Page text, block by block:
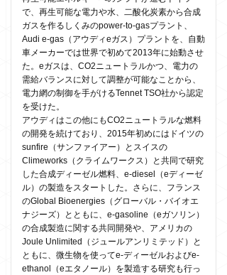
で、再生可能な電力や水、二酸化炭素から合成
ガスを作るしくみのpower-to-gasプラント、
Audi e-gas（アウディeガス）プラントを、自動
車メーカーでは世界で初めて2013年に始動させ
た。eガスは、CO2ニュートラルかつ、電力の
需給バランスに対して調整が可能なことから、
電力網の制御を手がけるTennet TSO社から認定
を受けた。
アウディはこの他にもCO2ニュートラルな燃料
の開発を続けており、2015年初めにはドイツの
sunfire（サンファイアー）とスイスの
Climeworks（クライムワークス）と共同で研究
した合成ディーゼル燃料、e-diesel（eディーゼ
ル）の製造をスタートした。さらに、フランス
のGlobal Bioenergies（グローバル・バイオエ
ナジーズ）とともに、e-gasoline（eガソリン）
の合成製造に関する共同開発や、アメリカの
Joule Unlimited（ジュールアンリミテッド）と
ともに、微生物を使ってe-ディーゼルおよびe-
ethanol（eエタノール）を製造する研究も行っ